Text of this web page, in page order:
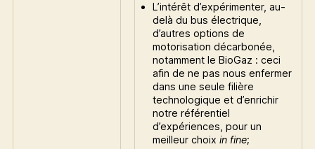
L’intérêt d’expérimenter, au-
delà du bus électrique,
d’autres options de
motorisation décarbonée,
notamment le BioGaz : ceci
afin de ne pas nous enfermer
dans une seule filière
technologique et d’enrichir
notre référentiel
d’expériences, pour un
meilleur choix in fine;